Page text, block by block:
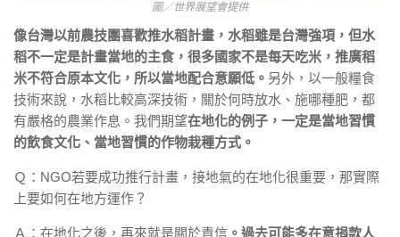
圖／世界展望會提供
像台灣以前農技團喜歡推水稻計畫，水稻雖是台灣強項，但水
稻不一定是計畫當地的主食，很多國家不是每天吃米，推廣稻
米不符合原本文化，所以當地配合意願低。 另外，以一般糧食
技術來說，水稻比較高深技術，關於何時放水、施哪種肥，都
有嚴格的農業作息。我們期望在地化的例子，一定是當地習慣
的飲食文化、當地習慣的作物栽種方式。
Ｑ：NGO若要成功推行計畫，接地氣的在地化很重要，那實際
上要如何在地方運作？
Ａ：在地化之後，再來就是關於責信 。過去可能多在意捐款人